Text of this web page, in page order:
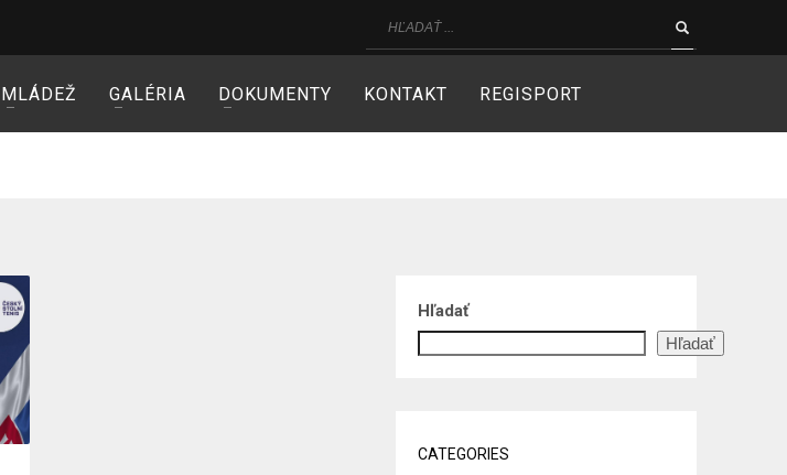
MLÁDEŽ GALÉRIA DOKUMENTY KONTAKT REGISPORT
Hľadať
Hľadať
CATEGORIES